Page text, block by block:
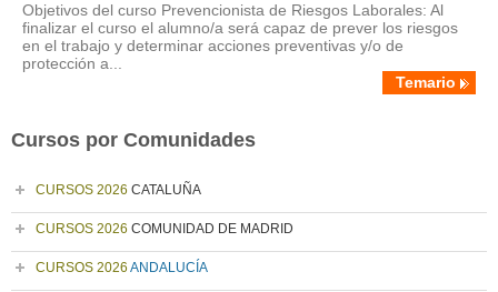
Objetivos del curso Prevencionista de Riesgos Laborales: Al
finalizar el curso el alumno/a será capaz de prever los riesgos
en el trabajo y determinar acciones preventivas y/o de
protección a...
Temario
Cursos por Comunidades
CURSOS 2026 CATALUÑA
CURSOS 2026 COMUNIDAD DE MADRID
CURSOS 2026 ANDALUCÍA